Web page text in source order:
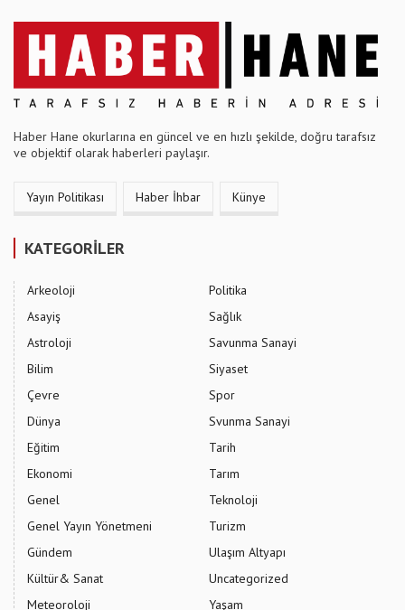
Haber Hane okurlarına en güncel ve en hızlı şekilde, doğru tarafsız
ve objektif olarak haberleri paylaşır.
Yayın Politikası Haber İhbar Künye
KATEGORİLER
Arkeoloji
Asayiş
Astroloji
Bilim
Çevre
Dünya
Eğitim
Ekonomi
Genel
Genel Yayın Yönetmeni
Gündem
Kültür& Sanat
Meteoroloji
Politika
Sağlık
Savunma Sanayi
Siyaset
Spor
Svunma Sanayi
Tarih
Tarım
Teknoloji
Turizm
Ulaşım Altyapı
Uncategorized
Yaşam